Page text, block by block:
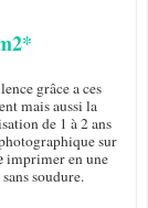
grâce a ces
mais aussi la
de 1 à 2 ans
sur
imprimer en une
soudure.